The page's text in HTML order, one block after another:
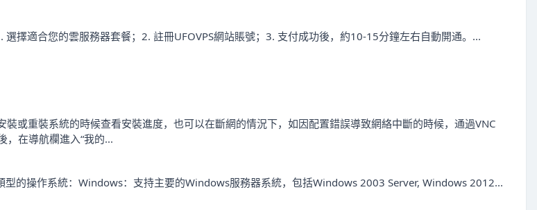
選擇適合您的雲服務器套餐；2. 註冊UFOVPS網站賬號；3. 支付成功後，約10-15分鐘左右自動開通。...
裝或重裝系統的時候查看安裝進度，也可以在斷網的情況下，如因配置錯誤導致網絡中斷的時候，通過VNC
，在導航欄進入“我的...
的操作系統：Windows：支持主要的Windows服務器系統，包括Windows 2003 Server, Windows 2012...